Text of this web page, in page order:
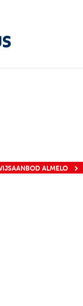
ALMELO